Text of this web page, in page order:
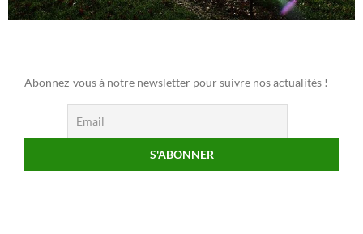
Abonnez-vous à notre newsletter pour suivre nos actualités !